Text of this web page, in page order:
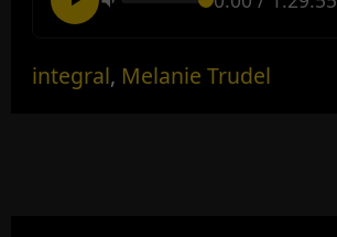
integral, Melanie Trudel